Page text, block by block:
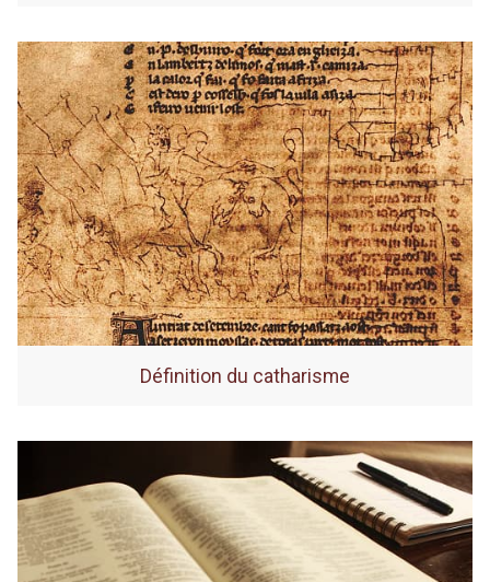
Définition du catharisme